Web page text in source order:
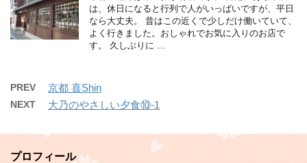
は、休日になると行列で人がいっぱいですが、平日
なら大丈夫。 昔はこの近くで少しだけ働いていて、
よく行きました。おしゃれでお気に入りのお店で
す。 久しぶりに …
PREV 京都 喜Shin
NEXT 大乃のやさしい夕食⑩-1
プロフィール